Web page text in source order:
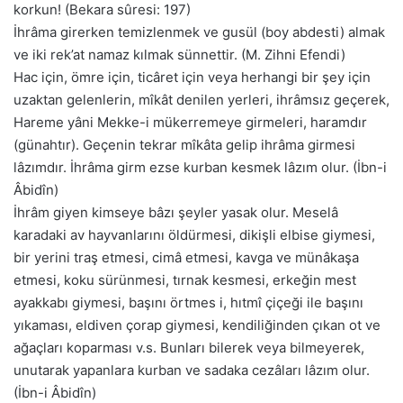
korkun! (Bekara sûresi: 197)
İhrâma girerken temizlenmek ve gusül (boy abdesti) almak
ve iki rek’at namaz kılmak sünnettir. (M. Zihni Efendi)
Hac için, ömre için, ticâret için veya herhangi bir şey için
uzaktan gelenlerin, mîkât denilen yerleri, ihrâmsız geçerek,
Hareme yâni Mekke-i mükerremeye girmeleri, haramdır
(günahtır). Geçenin tekrar mîkâta gelip ihrâma girmesi
lâzımdır. İhrâma girm ezse kurban kesmek lâzım olur. (İbn-i
Âbidîn)
İhrâm giyen kimseye bâzı şeyler yasak olur. Meselâ
karadaki av hayvanlarını öldürmesi, dikişli elbise giymesi,
bir yerini traş etmesi, cimâ etmesi, kavga ve münâkaşa
etmesi, koku sürünmesi, tırnak kesmesi, erkeğin mest
ayakkabı giymesi, başını örtmes i, hıtmî çiçeği ile başını
yıkaması, eldiven çorap giymesi, kendiliğinden çıkan ot ve
ağaçları koparması v.s. Bunları bilerek veya bilmeyerek,
unutarak yapanlara kurban ve sadaka cezâları lâzım olur.
(İbn-i Âbidîn)